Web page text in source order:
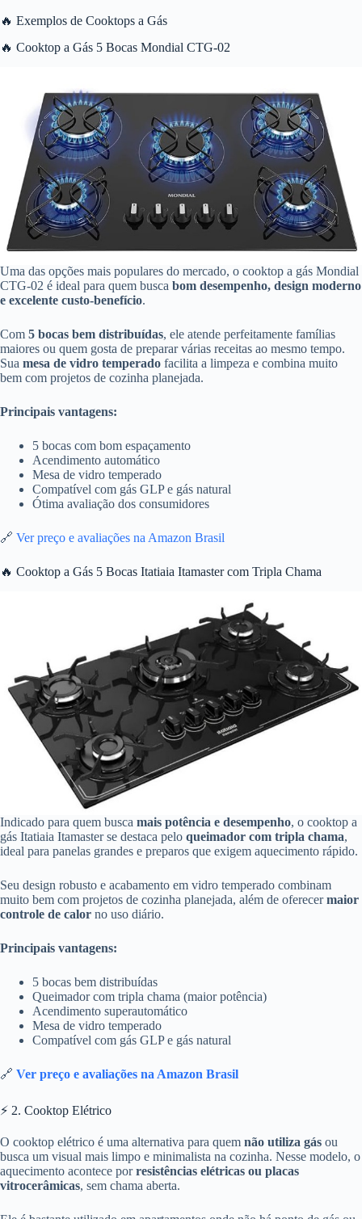
🔥 Exemplos de Cooktops a Gás
🔥 Cooktop a Gás 5 Bocas Mondial CTG-02
Uma das opções mais populares do mercado, o cooktop a gás Mondial
CTG-02 é ideal para quem busca bom desempenho, design moderno
e excelente custo-benefício.
Com 5 bocas bem distribuídas, ele atende perfeitamente famílias
maiores ou quem gosta de preparar várias receitas ao mesmo tempo.
Sua mesa de vidro temperado facilita a limpeza e combina muito
bem com projetos de cozinha planejada.
Principais vantagens:
5 bocas com bom espaçamento
Acendimento automático
Mesa de vidro temperado
Compatível com gás GLP e gás natural
Ótima avaliação dos consumidores
🔗 Ver preço e avaliações na Amazon Brasil
🔥 Cooktop a Gás 5 Bocas Itatiaia Itamaster com Tripla Chama
Indicado para quem busca mais potência e desempenho, o cooktop a
gás Itatiaia Itamaster se destaca pelo queimador com tripla chama,
ideal para panelas grandes e preparos que exigem aquecimento rápido.
Seu design robusto e acabamento em vidro temperado combinam
muito bem com projetos de cozinha planejada, além de oferecermaior
controle de calor no uso diário.
Principais vantagens:
5 bocas bem distribuídas
Queimador com tripla chama (maior potência)
Acendimento superautomático
Mesa de vidro temperado
Compatível com gás GLP e gás natural
🔗 Ver preço e avaliações na Amazon Brasil
⚡ 2. Cooktop Elétrico
O cooktop elétrico é uma alternativa para quem não utiliza gás ou
busca um visual mais limpo e minimalista na cozinha. Nesse modelo, o
aquecimento acontece porresistências elétricas ou placas
vitrocerâmicas, sem chama aberta.